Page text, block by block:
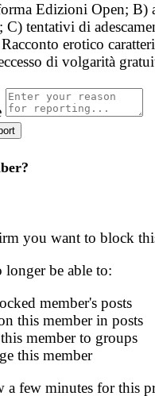
Edizioni Open; B)
tentativi di
Racconto erotico
di volgarità
you want to block
be able to:
member's posts
this member in posts
member to groups
this member
a few minutes for this